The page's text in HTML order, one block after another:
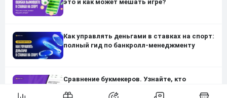
это и как может мешать игре?
Как управлять деньгами в ставках на спорт:
полный гид по банкролл-менеджменту
Сравнение букмекеров. Узнайте, кто